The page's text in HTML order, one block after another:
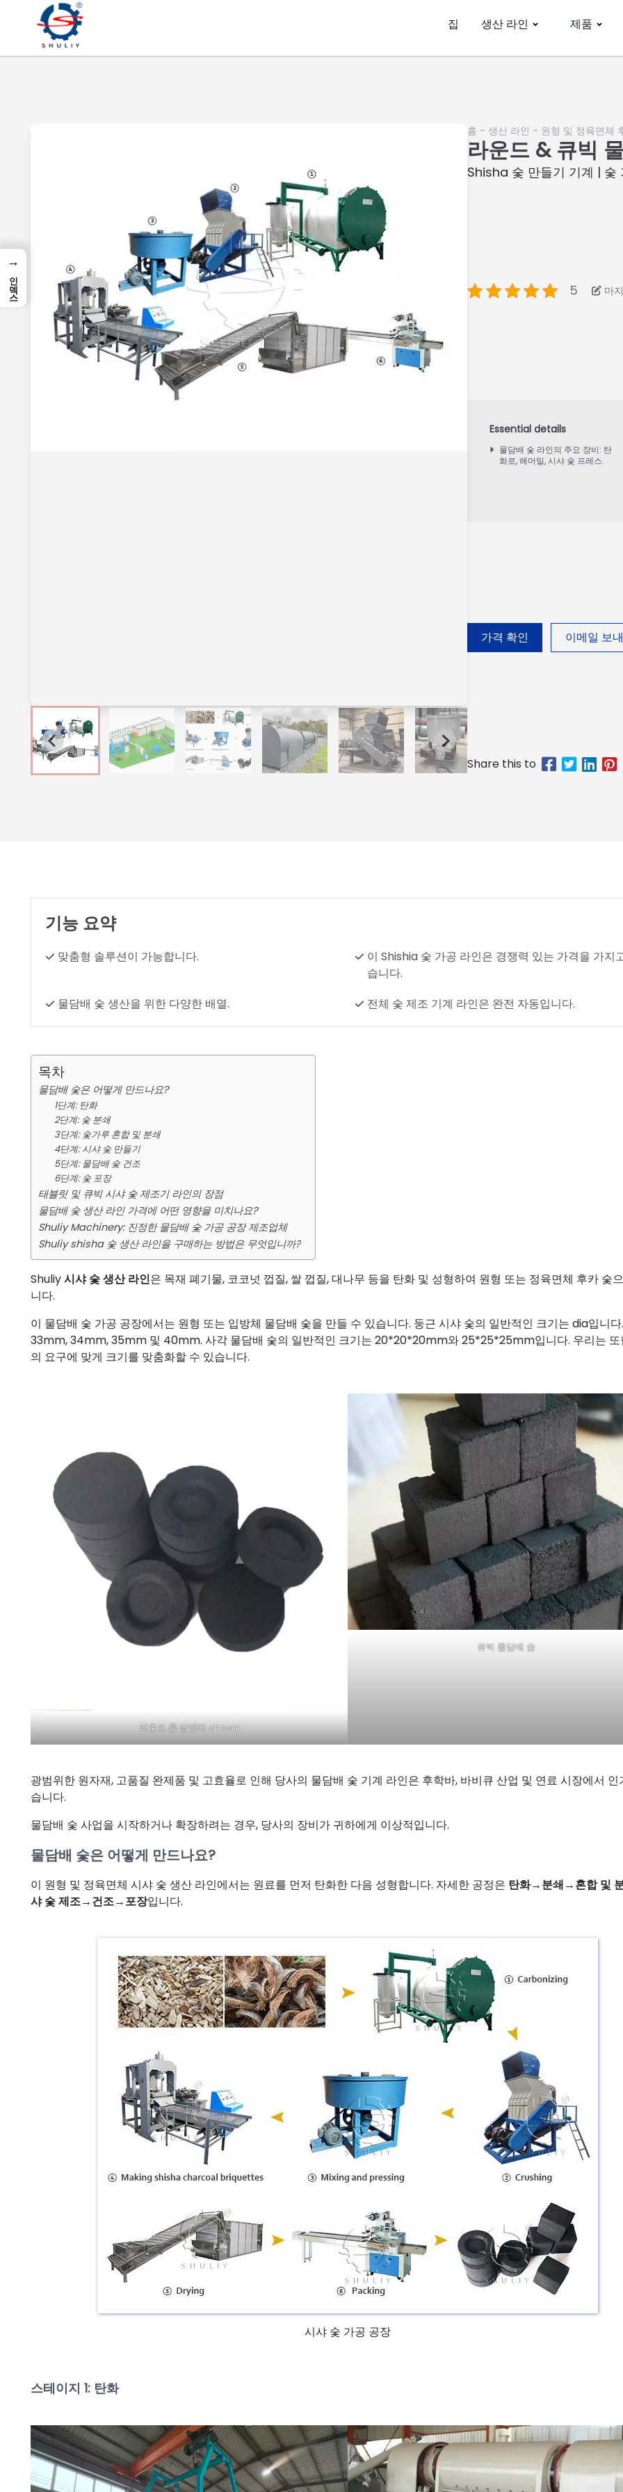
집 생산 라인 제품
홈 - 생산 라인 - 원형 및 정육면체
라운드 & 큐빅
Shisha 숯 만들기 기계 | 숯
5 마
물담배 숯 라인의 주요 장비: 탄
화로, 해머밀, 시샤 숯 프레스.
가격 확인 이메일 보
기능 요약
맞춤형 솔루션이 가능합니다.
이 Shishia 숯 가공 라인은 경쟁력 있는 가격을 가지
습니다.
물담배 숯 생산을 위한 다양한 배열.
전체 숯 제조 기계 라인은 완전 자동입니다.
목차
물담배 숯은 어떻게 만드나요?
1단계: 탄화
2단계: 숯 분쇄
3단계: 숯가루 혼합 및 분쇄
4단계: 시샤 숯 만들기
5단계: 물담배 숯 건조
6단계: 숯 포장
태블릿 및 큐빅 시샤 숯 제조기 라인의 장점
물담배 숯 생산 라인 가격에 어떤 영향을 미치나요?
Shuliy Machinery: 진정한 물담배 숯 가공 공장 제조업체
Shuliy shisha 숯 생산 라인을 구매하는 방법은 무엇입니까?
Shuliy시샤 숯 생산 라인은 목재 폐기물, 코코넛 껍질, 쌀 껍질, 대나무 등을 탄화 및 성형하여 원형 또는 정육면체 후카 숯
니다.
이 물담배 숯 가공 공장에서는 원형 또는 입방체 물담배 숯을 만들 수 있습니다. 둥근 시샤 숯의 일반적인 크기는 dia입니
33mm, 34mm, 35mm 및 40mm. 사각 물담배 숯의 일반적인 크기는 20*20*20mm와 25*25*25mm입니다. 우리는 또
의 요구에 맞게 크기를 맞춤화할 수 있습니다.
라운드 물 담뱃대 chcoal
큐빅 물담배 숯
광범위한 원자재, 고품질 완제품 및 고효율로 인해 당사의 물담배 숯 기계 라인은 후학바, 바비큐 산업 및 연료 시장에서 인
습니다.
물담배 숯 사업을 시작하거나 확장하려는 경우, 당사의 장비가 귀하에게 이상적입니다.
물담배 숯은 어떻게 만드나요?
이 원형 및 정육면체 시샤 숯 생산 라인에서는 원료를 먼저 탄화한 다음 성형합니다. 자세한 공정은 탄화→분쇄→혼합 및
샤 숯 제조→건조→포장입니다.
시샤 숯 가공 공장
스테이지 1: 탄화
→
인덱스